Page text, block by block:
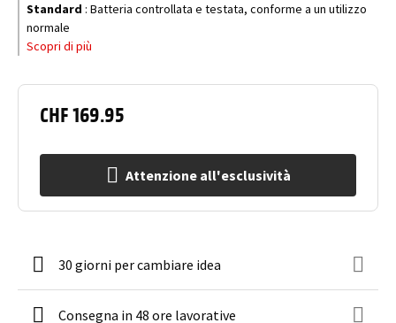
CHF 169.95
Attenzione all'esclusività
Standard : Batteria controllata e testata, conforme a un utilizzo
normale
Scopri di più
30 giorni per cambiare idea
Consegna in 48 ore lavorative